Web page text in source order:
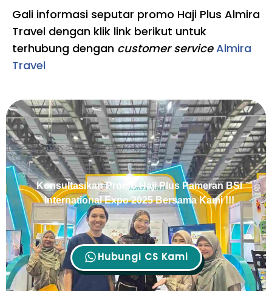
Gali informasi seputar promo Haji Plus Almira
Travel dengan klik link berikut untuk
terhubung dengan customer serviceAlmira
Travel
Konsultasikan Promo Haji Plus Pameran BSI
International Expo 2025 Bersama Kami !!!
Hubungi CS Kami